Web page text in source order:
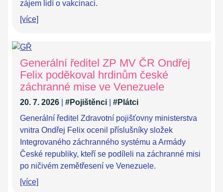
zájem lidí o vakcinaci.
[více]
Generální ředitel ZP MV ČR Ondřej
Felix poděkoval hrdinům české
záchranné mise ve Venezuele
20. 7. 2026 #Pojištěnci
#Plátci
Generální ředitel Zdravotní pojišťovny ministerstva
vnitra Ondřej Felix ocenil příslušníky složek
Integrovaného záchranného systému a Armády
České republiky, kteří se podíleli na záchranné misi
po ničivém zemětřesení ve Venezuele.
[více]